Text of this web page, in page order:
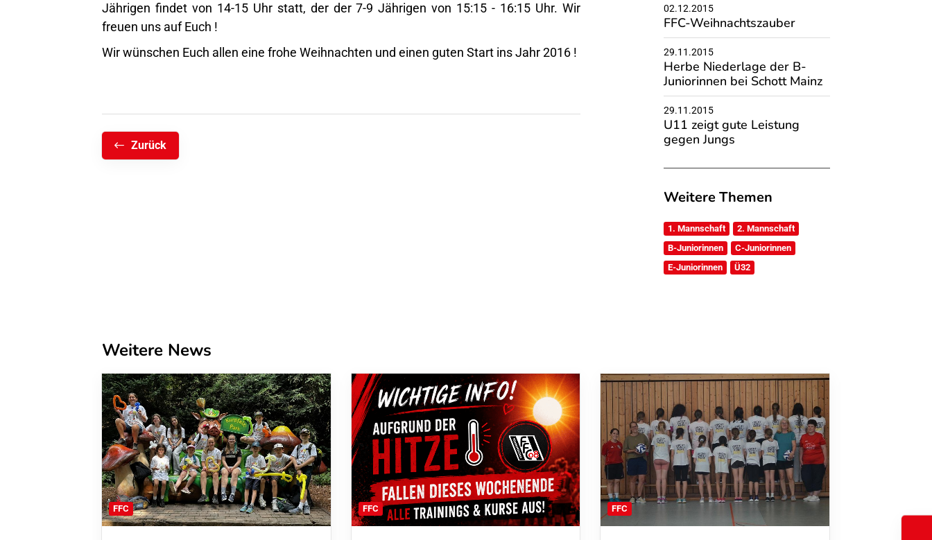
Jährigen findet von 14-15 Uhr statt, der der 7-9 Jährigen von 15:15 - 16:15 Uhr. Wir
freuen uns auf Euch !
Wir wünschen Euch allen eine frohe Weihnachten und einen guten Start ins Jahr 2016 !
Zurück
02.12.2015
FFC-Weihnachtszauber
29.11.2015
Herbe Niederlage der B-
Juniorinnen bei Schott Mainz
29.11.2015
U11 zeigt gute Leistung
gegen Jungs
Weitere Themen
1. Mannschaft
2. Mannschaft
B-Juniorinnen
C-Juniorinnen
E-Juniorinnen
Ü32
Weitere News
FFC FFC FFC